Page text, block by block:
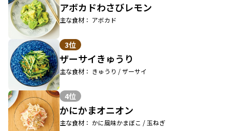
アボカドわさびレモン
主な食材： アボカド
3位
ザーサイきゅうり
主な食材： きゅうり / ザーサイ
4位
かにかまオニオン
主な食材： かに風味かまぼこ / 玉ねぎ